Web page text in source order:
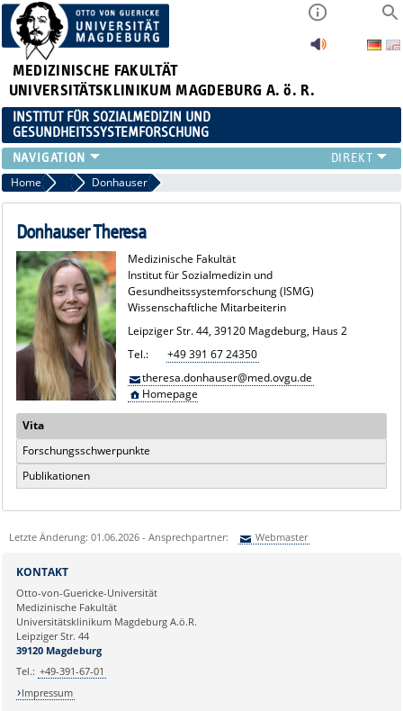
MEDIZINISCHE FAKULTÄT
UNIVERSITÄTSKLINIKUM MAGDEBURG A. ö. R.
INSTITUT FÜR SOZIALMEDIZIN UND
GESUNDHEITSSYSTEMFORSCHUNG
LEHRE
UNSER INSTITUT
TEAM
PUBLIKATIONEN
STELLENANGEBOTE
QUALIFIKATIONSARBEITEN
Home Team Donhauser
Donhauser Theresa
Medizinische Fakultät
Institut für Sozialmedizin und
Gesundheitssystemforschung (ISMG)
Wissenschaftliche Mitarbeiterin
Leipziger Str. 44, 39120 Magdeburg, Haus 2
Tel.:
+49 391 67 24350
theresa.donhauser@med.ovgu.de
Homepage
Vita
Forschungsschwerpunkte
Publikationen
Letzte Änderung: 01.06.2026 - Ansprechpartner: Webmaster
Ihre E-Mailadresse:
Ihr Anliegen:
KONTAKT
Otto-von-Guericke-Universität
Medizinische Fakultät
Universitätsklinikum Magdeburg A.ö.R.
Leipziger Str. 44
39120 Magdeburg
Tel.: +49-391-67-01
Impressum